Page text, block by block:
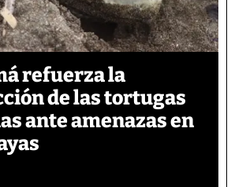
refuerza la
de las tortugas
ante amenazas en